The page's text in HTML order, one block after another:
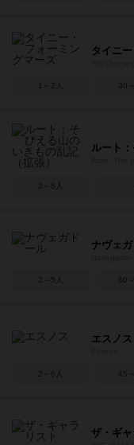
タイニ
1～2人 30
ルート
2～6人
ナヴェ
2～5人 60
エスノス
2～6人 45
ザ・ギ